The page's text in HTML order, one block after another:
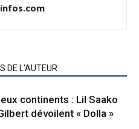
DE L'AUTEUR
continents : Lil Saako
dévoilent « Dolla »